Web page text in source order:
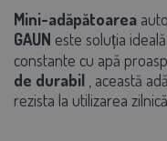
Mini-adăpătoarea
GAUN este soluția
constante cu apă
de durabil , această
rezista la utilizarea